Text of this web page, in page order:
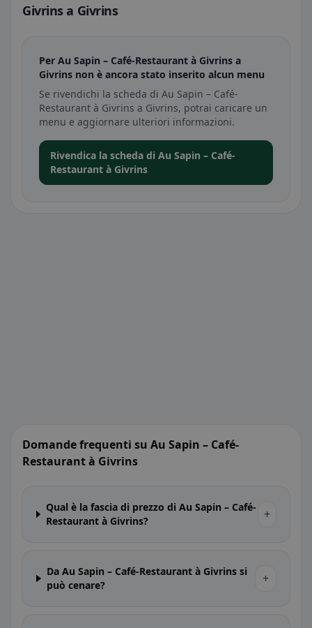
Givrins a Givrins
Per Au Sapin – Café-Restaurant à Givrins a
Givrins non è ancora stato inserito alcun menu
Se rivendichi la scheda di Au Sapin – Café-
Restaurant à Givrins a Givrins, potrai caricare un
menu e aggiornare ulteriori informazioni.
Rivendica la scheda di Au Sapin – Café-
Restaurant à Givrins
Domande frequenti su Au Sapin – Café-
Restaurant à Givrins
Qual è la fascia di prezzo di Au Sapin – Café-
Restaurant à Givrins?
+
Da Au Sapin – Café-Restaurant à Givrins si
può cenare?
+